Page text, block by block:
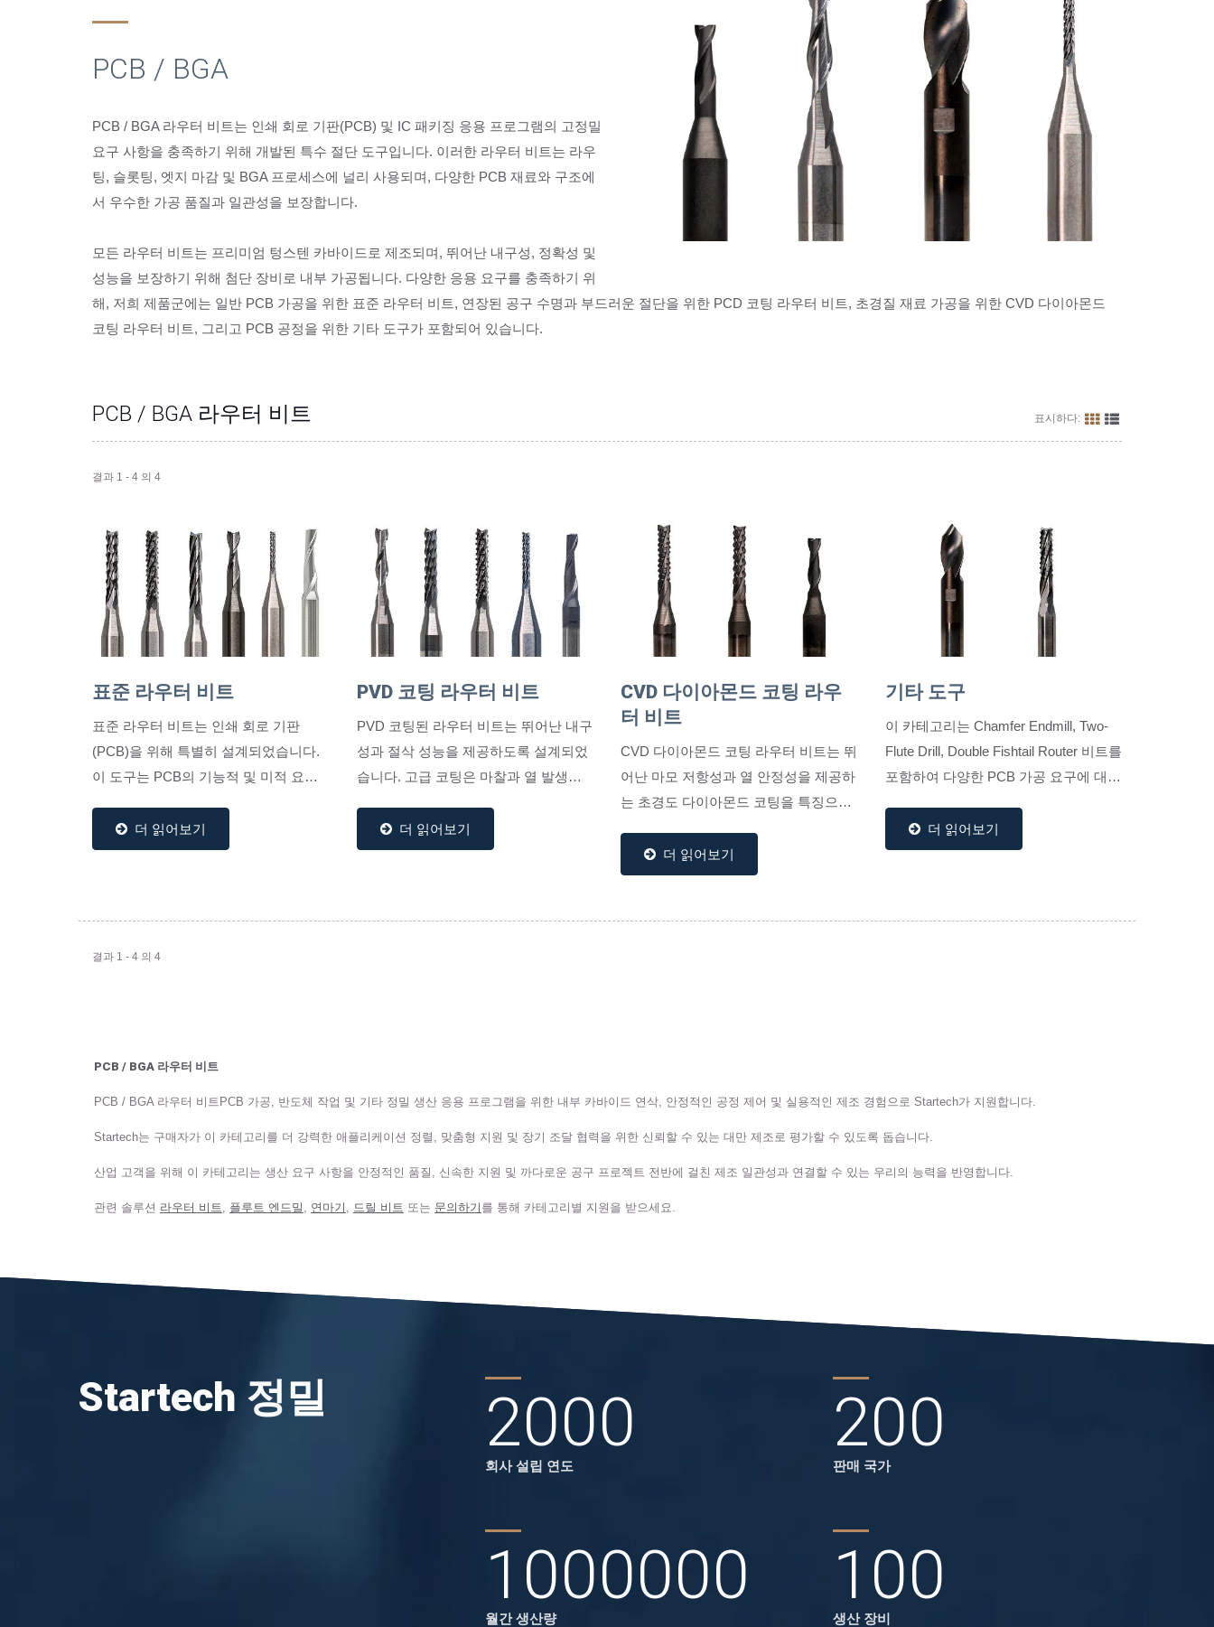
PCB / BGA
PCB / BGA 라우터 비트는 인쇄 회로 기판(PCB) 및 IC 패키징 응용 프로그램의 고정밀
요구 사항을 충족하기 위해 개발된 특수 절단 도구입니다. 이러한 라우터 비트는 라우
팅, 슬롯팅, 엣지 마감 및 BGA 프로세스에 널리 사용되며, 다양한 PCB 재료와 구조에
서 우수한 가공 품질과 일관성을 보장합니다.
모든 라우터 비트는 프리미엄 텅스텐 카바이드로 제조되며, 뛰어난 내구성, 정확성 및
성능을 보장하기 위해 첨단 장비로 내부 가공됩니다. 다양한 응용 요구를 충족하기 위
해, 저희 제품군에는 일반 PCB 가공을 위한 표준 라우터 비트, 연장된 공구 수명과 부드러운 절단을 위한 PCD 코팅 라우터 비트, 초경질 재료 가공을 위한 CVD 다이아몬드
코팅 라우터 비트, 그리고 PCB 공정을 위한 기타 도구가 포함되어 있습니다.
PCB / BGA 라우터 비트 표시하다:
결과 1 - 4 의 4
표준 라우터 비트
표준 라우터 비트는 인쇄 회로 기판
(PCB)을 위해 특별히 설계되었습니다.
이 도구는 PCB의 기능적 및 미적 요구
감 및 슬롯...더 읽어보기
PVD 코팅 라우터 비트
PVD 코팅된 라우터 비트는 뛰어난 내구
성과 절삭 성능을 제공하도록 설계되었
습니다. 고급 코팅은 마찰과 열 발생을
된...
더 읽어보기
CVD 다이아몬드 코팅 라우
터 비트
CVD 다이아몬드 코팅 라우터 비트는 뛰
어난 마모 저항성과 열 안정성을 제공하
는 초경도 다이아몬드 코팅을 특징으로
더 읽어보기
기타 도구
이 카테고리는 Chamfer Endmill, Two-
Flute Drill, Double Fishtail Router 비트를
포함하여 다양한 PCB 가공 요구에 대한
들은 우리의...
더 읽어보기
결과 1 - 4 의 4
PCB / BGA 라우터 비트
PCB / BGA 라우터 비트PCB 가공, 반도체 작업 및 기타 정밀 생산 응용 프로그램을 위한 내부 카바이드 연삭, 안정적인 공정 제어 및 실용적인 제조 경험으로 Startech가 지원합니다.
Startech는 구매자가 이 카테고리를 더 강력한 애플리케이션 정렬, 맞춤형 지원 및 장기 조달 협력을 위한 신뢰할 수 있는 대만 제조로 평가할 수 있도록 돕습니다.
산업 고객을 위해 이 카테고리는 생산 요구 사항을 안정적인 품질, 신속한 지원 및 까다로운 공구 프로젝트 전반에 걸친 제조 일관성과 연결할 수 있는 우리의 능력을 반영합니다.
관련 솔루션 라우터 비트 플루트 엔드밀 연마기 드릴 비트 또는 문의하기 를 통해 카테고리별 지원을 받으세요.
Startech 정밀 2000
회사 설립 연도
200
판매 국가
1000000
월간 생산량
100
생산 장비